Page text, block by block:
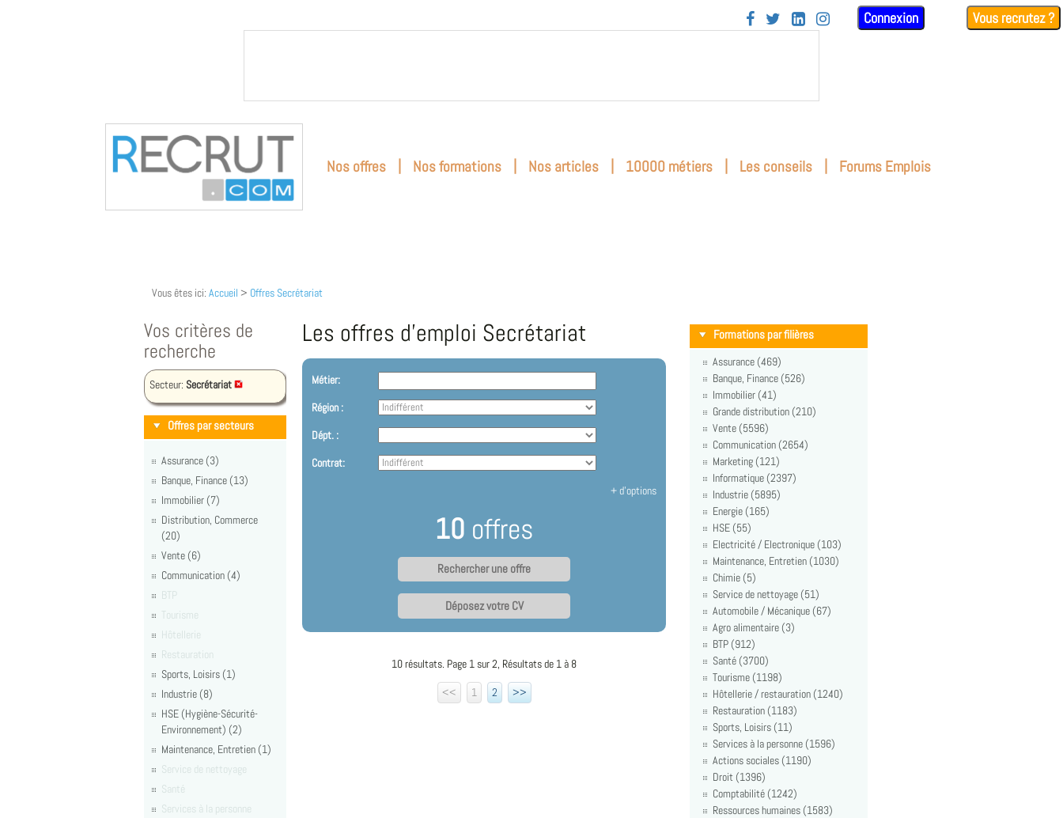
    Connexion Vous recrutez ?
Nos offres | Nos formations | Nos articles | 10000 métiers | Les conseils | Forums Emplois
Vous êtes ici: Accueil > Offres Secrétariat
Vos critères de
recherche
Secteur: Secrétariat
Offres par secteurs
Assurance (3)
Banque, Finance (13)
Immobilier (7)
Distribution, Commerce
(20)
Vente (6)
Communication (4)
BTP
Tourisme
Hôtellerie
Restauration
Sports, Loisirs (1)
Industrie (8)
HSE (Hygiène-Sécurité-
Environnement) (2)
Maintenance, Entretien (1)
Service de nettoyage
Santé
Services à la personne
Les offres d'emploi Secrétariat
Métier:
Région :
Dépt. :
Contrat:
+ d'options
10 offres
Déposez votre CV
10 résultats. Page 1 sur 2, Résultats de 1 à 8
<<
1 2 >>
Formations par filières
Assurance (469)
Banque, Finance (526)
Immobilier (41)
Grande distribution (210)
Vente (5596)
Communication (2654)
Marketing (121)
Informatique (2397)
Industrie (5895)
Energie (165)
HSE (55)
Electricité / Electronique (103)
Maintenance, Entretien (1030)
Chimie (5)
Service de nettoyage (51)
Automobile / Mécanique (67)
Agro alimentaire (3)
BTP (912)
Santé (3700)
Tourisme (1198)
Hôtellerie / restauration (1240)
Restauration (1183)
Sports, Loisirs (11)
Services à la personne (1596)
Actions sociales (1190)
Droit (1396)
Comptabilité (1242)
Ressources humaines (1583)